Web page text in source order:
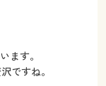
ます。
ですね。